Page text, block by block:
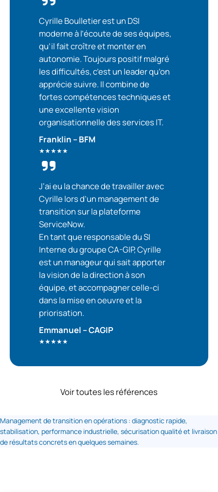
Cyrille Boulletier est un DSI
moderne à l’écoute de ses équipes,
qu’il fait croître et monter en
autonomie. Toujours positif malgré
les difficultés, c’est un leader qu’on
apprécie suivre. Il combine de
fortes compétences techniques et
une excellente vision
organisationnelle des services IT.
Franklin – BFM
★★★★★
J‘ai eu la chance de travailler avec
Cyrille lors d’un management de
transition sur la plateforme
ServiceNow.
En tant que responsable du SI
Interne du groupe CA-GIP, Cyrille
est un manageur qui sait apporter
la vision de la direction à son
équipe, et accompagner celle-ci
dans la mise en oeuvre et la
priorisation.
Emmanuel – CAGIP
★★★★★
Voir toutes les références
Management de transition en opérations : diagnostic rapide,
stabilisation, performance industrielle, sécurisation qualité et livraison
de résultats concrets en quelques semaines.